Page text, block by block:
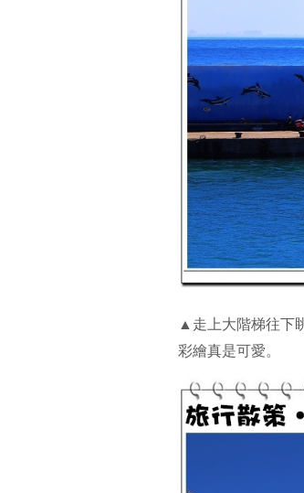
▲走上大階梯往下
彩繪真是可愛。